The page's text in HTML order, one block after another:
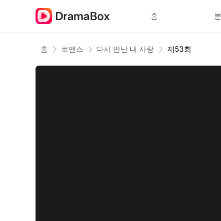
홈
홈 로맨스 다시 만난 내 사랑 제53회